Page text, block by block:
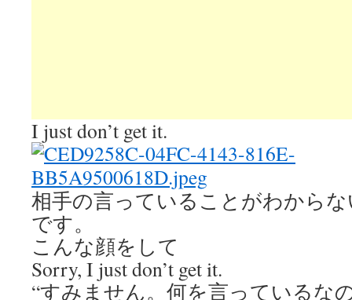
I just don’t get it.
相手の言っていることがわから
です。
こんな顔をして
Sorry, I just don’t get it.
“すみません。何を言っているな